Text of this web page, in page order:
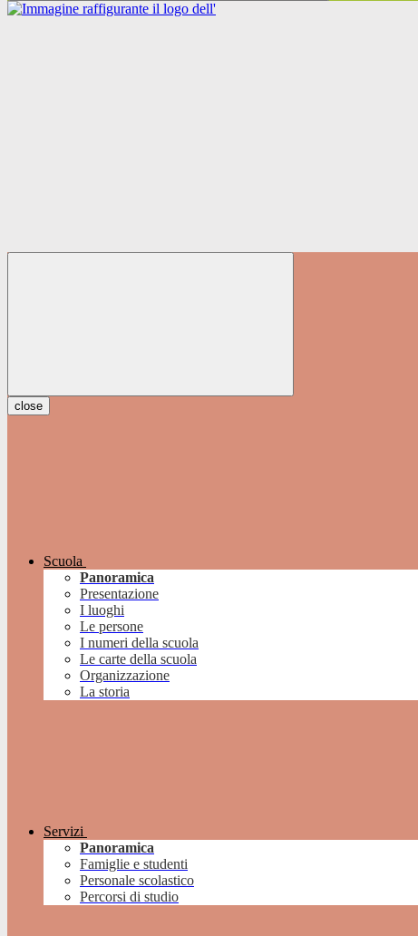
close
Scuola
Panoramica
Presentazione
I luoghi
Le persone
I numeri della scuola
Le carte della scuola
Organizzazione
La storia
Servizi
Panoramica
Famiglie e studenti
Personale scolastico
Percorsi di studio